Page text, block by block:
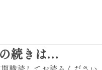
続きは…